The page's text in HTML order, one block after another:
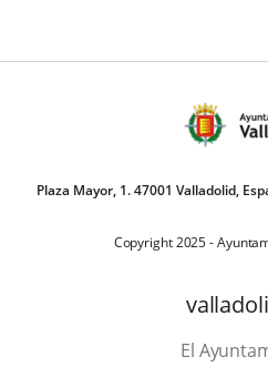
Plaza Mayor, 1. 47001 Valladolid,
Copyright 2025 -
El